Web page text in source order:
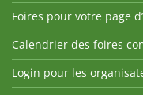
Foires pour votre page
Calendrier des foires
Login pour les